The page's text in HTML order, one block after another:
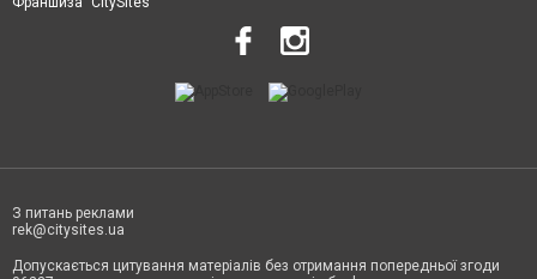
З питань реклами
rek@citysites.ua
Допускається цитування матеріалів без отримання попередньої згоди